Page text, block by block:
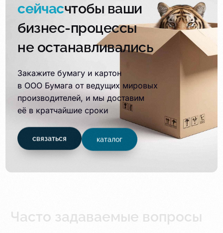
сейчасчтобы ваши
бизнес-процессы
не останавливались
Закажите бумагу и картон
в ООО Бумага от ведущих мировых
производителей, и мы доставим
её в кратчайшие сроки
связаться каталог
Часто задаваемые вопросы